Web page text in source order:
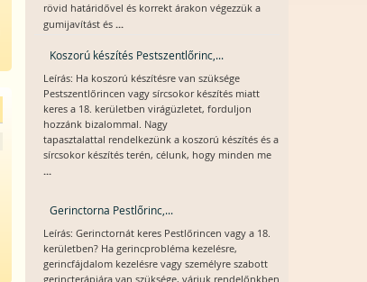
rövid határidővel és korrekt árakon végezzük a
gumijavítást és ...
Koszorú készítés Pestszentlőrinc,...
Leírás: Ha koszorú készítésre van szüksége
Pestszentlőrincen vagy sírcsokor készítés miatt
keres a 18. kerületben virágüzletet, forduljon
hozzánk bizalommal. Nagy
tapasztalattal rendelkezünk a koszorú készítés és a
sírcsokor készítés terén, célunk, hogy minden me
...
Gerinctorna Pestlőrinc,...
Leírás: Gerinctornát keres Pestlőrincen vagy a 18.
kerületben? Ha gerincprobléma kezelésre,
gerincfájdalom kezelésre vagy személyre szabott
gerincterápiára van szüksége, várjuk rendelőnkben